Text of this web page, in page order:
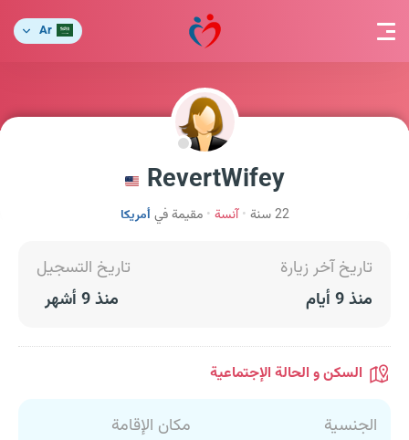
Ar
RevertWifey
22 سنة آنسة مقيمة في أمريكا
تاريخ آخر زيارة
منذ 9 أيام
تاريخ التسجيل
منذ 9 أشهر
السكن و الحالة الإجتماعية
الجنسية
مكان الإقامة